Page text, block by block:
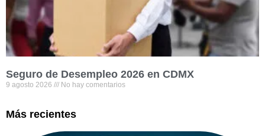
Seguro de Desempleo 2026 en CDMX
9 agosto 2026 No hay comentarios
Más recientes